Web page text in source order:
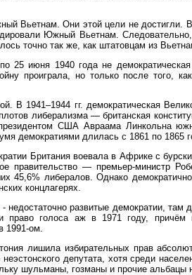
Вьетнам. Они этой цели не достигли.
Южный Вьетнам.
точно так же, как штатовцам из
июня 1940 года не
проиграла, но только после
В 1941–1944 гг. демократическая
либерализма — британская
США Авраама Линкольна
демократиями длилась с 1861 по
Британия воевала в Африке с
правительство — премьер-министр
45,6% либералов. Однако
концлагерях.
развитые демократии,
голоса аж в 1971 году, причём
1991-ом.
лишила избирательных прав
депутата, хотя среди
шульманы, гозманы и прочие альбацы